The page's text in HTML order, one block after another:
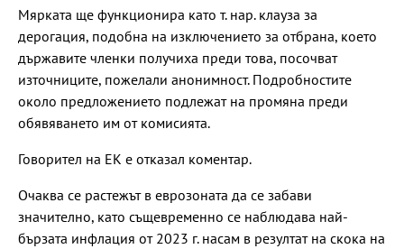
Мярката ще функционира като т. нар. клауза за
дерогация, подобна на изключението за отбрана, което
държавите членки получиха преди това, посочват
източниците, пожелали анонимност. Подробностите
около предложението подлежат на промяна преди
обявяването им от комисията.
Говорител на ЕК е отказал коментар.
Очаква се растежът в еврозоната да се забави
значително, като същевременно се наблюдава най-
бързата инфлация от 2023 г. насам в резултат на скока на